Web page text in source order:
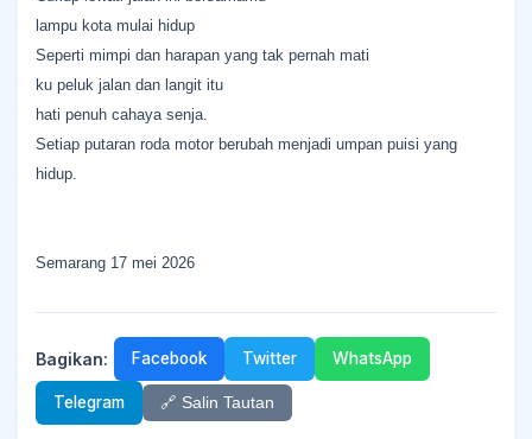
lampu kota mulai hidup
Seperti mimpi dan harapan yang tak pernah mati
ku peluk jalan dan langit itu
hati penuh cahaya senja.
Setiap putaran roda motor berubah menjadi umpan puisi yang
hidup.
Semarang 17 mei 2026
Bagikan: Facebook Twitter WhatsApp
Telegram 🔗 Salin Tautan